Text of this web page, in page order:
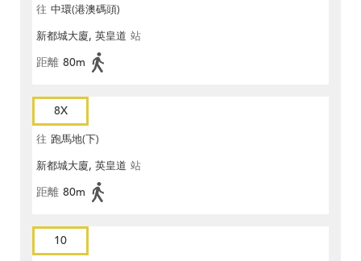
往 中環(港澳碼頭)
新都城大廈, 英皇道 站
距離 80m
8X
往 跑馬地(下)
新都城大廈, 英皇道 站
距離 80m
10